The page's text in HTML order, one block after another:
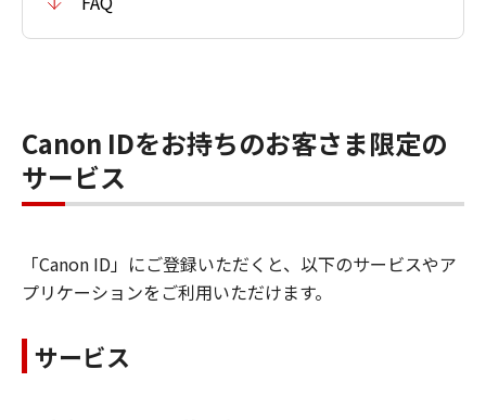
Canon IDをお持ちのお客さま限定の
サービス
「Canon ID」にご登録いただくと、以下のサービスやア
プリケーションをご利用いただけます。
サービス